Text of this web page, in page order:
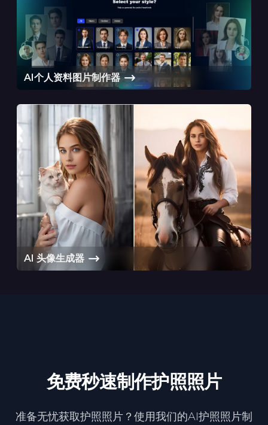
AI个人资料图片制作器
AI 头像生成器
免费秒速制作护照照片
准备无忧获取护照照片？使用我们的AI护照照片制